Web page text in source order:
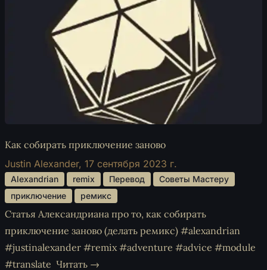
Как собирать приключение заново
Justin Alexander, 17 сентября 2023 г.
Alexandrian remix Перевод
Советы Мастеру
приключение
ремикс
Статья Александриана про то, как собирать
приключение заново (делать ремикс) #alexandrian
#justinalexander #remix #adventure #advice #module
#translate Читать →